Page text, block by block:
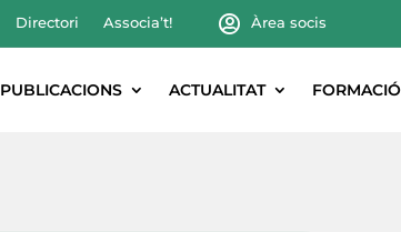
Directori Associa’t! Àrea socis
PUBLICACIONS ACTUALITAT FORMACIÓ